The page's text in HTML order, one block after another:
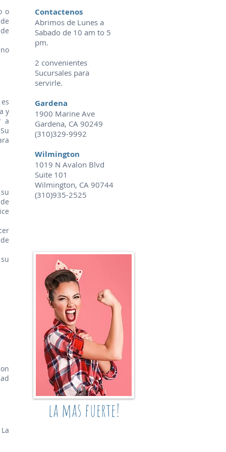
o
y
a
Contactenos
Abrimos de Lunes a
Sabado de 10 am to 5
pm.
2 convenientes
Sucursales para
servirle.
Gardena
1900 Marine Ave
Gardena, CA 90249
(310)329-9992
Wilmington
1019 N Avalon Blvd
Suite 101
Wilmington, CA 90744
(310)935-2525
la mas fuerte!